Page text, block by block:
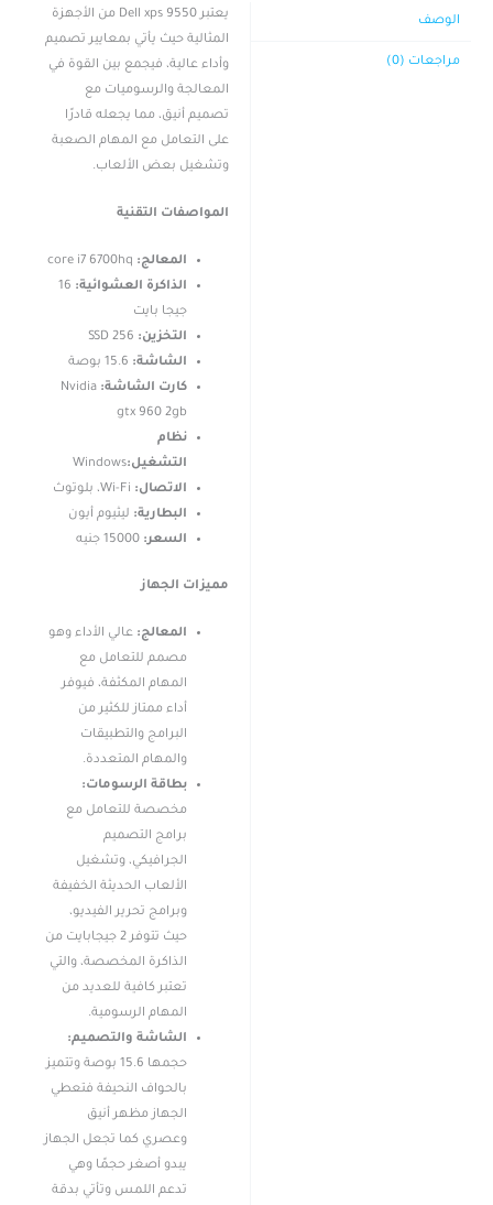
الوصف
مراجعات (0)
يعتبر Dell xps 9550 من الأجهزة
المثالية حيث يأتي بمعايير تصميم
وأداء عالية، فيجمع بين القوة في
المعالجة والرسوميات مع
تصميم أنيق، مما يجعله قادرًا
على التعامل مع المهام الصعبة
وتشغيل بعض الألعاب.
المواصفات التقنية
المعالج:
الذاكرة العشوائية: 16
جيجا بايت
التخزين: 256 SSD
الشاشة:
كارت الشاشة:Nvidia
gtx 960 2gb
نظام
التشغيل:Windows
الاتصال:
البطارية: ليثيوم أيون
السعر: 15000 جنيه
مميزات الجهاز
المعالج:عالي الأداء وهو
مصمم للتعامل مع
المهام المكثفة، فيوفر
أداء ممتاز للكثير من
البرامج والتطبيقات
والمهام المتعددة.
بطاقة الرسومات:
مخصصة للتعامل مع
برامج التصميم
الجرافيكي، وتشغيل
الألعاب الحديثة الخفيفة
وبرامج تحرير الفيديو،
حيث تتوفر 2 جيجابايت من
الذاكرة المخصصة، والتي
تعتبر كافية للعديد من
المهام الرسومية.
الشاشة والتصميم:
حجمها 15.6 بوصة وتتميز
بالحواف النحيفة فتعطي
الجهاز مظهر أنيق
وعصري كما تجعل الجهاز
يبدو أصغر حجمًا وهي
تدعم اللمس وتأتي بدقة